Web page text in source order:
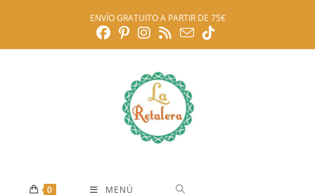
ENVÍO GRATUITO A PARTIR DE 75€
0 MENÚ